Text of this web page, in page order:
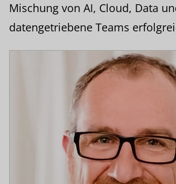
Mischung von AI, Cloud, Data
datengetriebene Teams